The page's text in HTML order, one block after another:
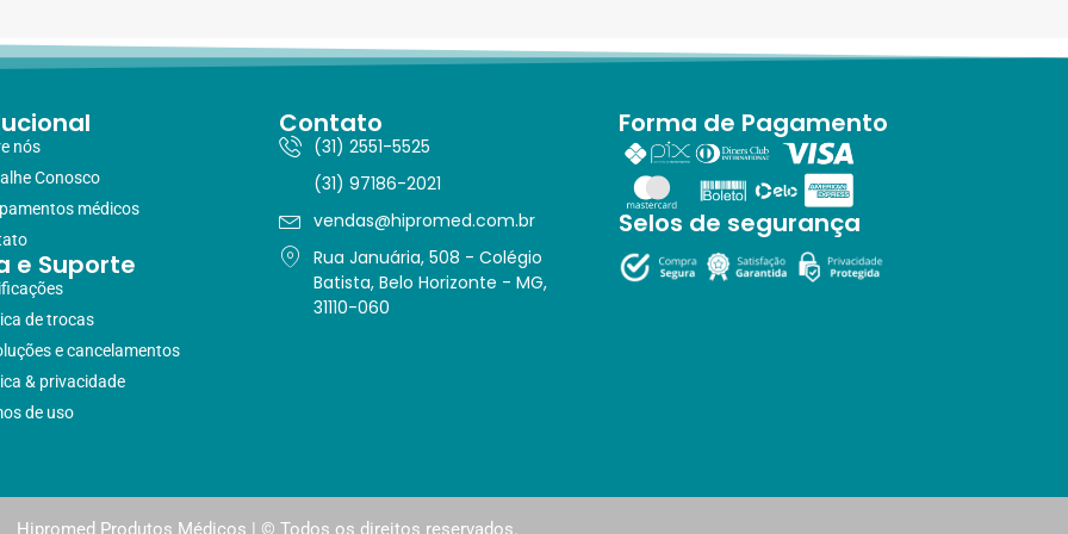
nós
Conosco
médicos
e Suporte
de trocas
e cancelamentos
& privacidade
de uso
Contato
(31) 2551-5525
(31) 97186-2021
vendas@hipromed.com.br
Rua Januária, 508 - Colégio
Batista, Belo Horizonte - MG,
31110-060
Forma de Pagamento
Selos de segurança
Hipromed Produtos Médicos | © Todos os direitos reservados.